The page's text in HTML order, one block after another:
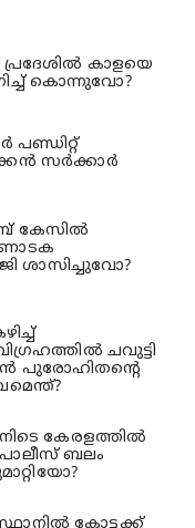
പ്രദേശില്‍ കാളയെ
കൊന്നുവോ?
പണ്ഡിറ്റ്
സര്‍ക്കാര്‍
കേസില്‍
ശാസിച്ചുവോ?
ചവുട്ടി
പുരോഹിതന്റെ
കേരളത്തില്‍
ബലം